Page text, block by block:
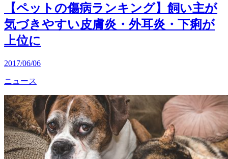
【ペットの傷病ランキング】飼い主が
気づきやすい皮膚炎・外耳炎・下痢が
上位に
2017/06/06
ニュース